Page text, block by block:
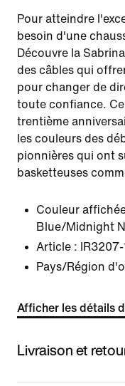
Pour atteindre
besoin d'une
Découvre la
des câbles qui
pour changer de
toute confiance.
trentième
les couleurs des
pionnières qui ont
basketteuses
Couleur
Blue/Midnight
Article :
Pays/Région
Afficher les détails
Livraison et